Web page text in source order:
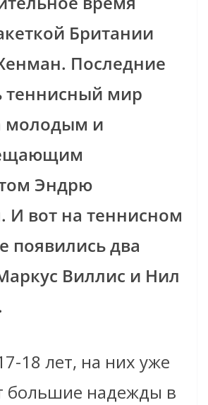
Британии
Последние
теннисный мир
молодым и
Эндрю
вот на теннисном
появились два
Виллис и Нил
18 лет, на них уже
большие надежды в